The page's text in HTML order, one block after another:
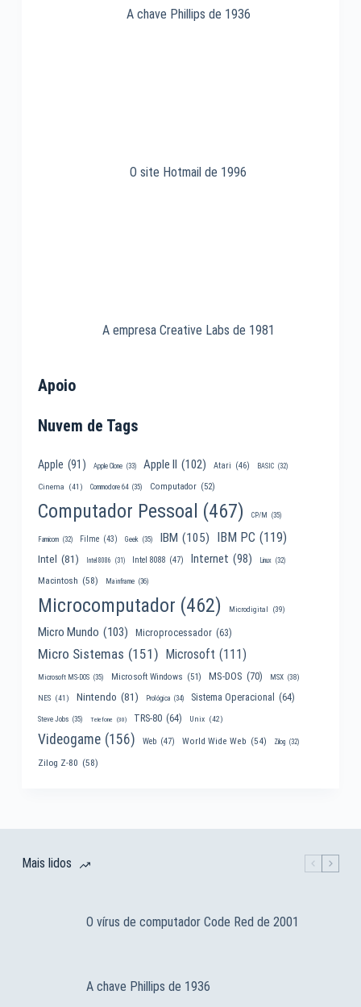
A chave Phillips de 1936
O site Hotmail de 1996
A empresa Creative Labs de 1981
Apoio
Nuvem de Tags
Apple (91) Apple Clone (33) Apple II (102) Atari (46) BASIC (32)
Cinema (41) Commodore 64 (35) Computador (52)
Computador Pessoal (467) CP/M (35)
Famicom (32) Filme (43) Geek (35) IBM (105) IBM PC (119)
Intel (81) Intel 8086 (31) Intel 8088 (47) Internet (98) Linux (32)
Macintosh (58) Mainframe (36)
Microcomputador (462) Microdigital (39)
Micro Mundo (103) Microprocessador (63)
Micro Sistemas (151) Microsoft (111)
Microsoft MS-DOS (35) Microsoft Windows (51) MS-DOS (70) MSX (38)
NES (41) Nintendo (81) Prológica (34) Sistema Operacional (64)
Steve Jobs (35) Telefone (30) TRS-80 (64) Unix (42)
Videogame (156) Web (47) World Wide Web (54) Zilog (32)
Zilog Z-80 (58)
Mais lidos
O vírus de computador Code Red de 2001
A chave Phillips de 1936